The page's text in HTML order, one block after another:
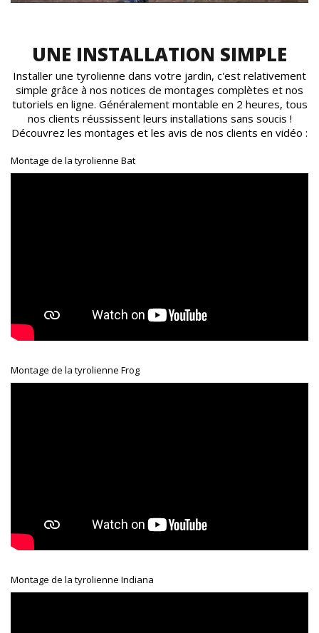
UNE INSTALLATION SIMPLE
Installer une tyrolienne dans votre jardin, c'est relativement
simple grâce à nos notices de montages complètes et nos
tutoriels en ligne. Généralement montable en 2 heures, tous
nos clients réussissent leurs installations sans soucis !
Découvrez les montages et les avis de nos clients en vidéo :
Montage de la tyrolienne Bat
Montage de la tyrolienne Frog
Montage de la tyrolienne Indiana